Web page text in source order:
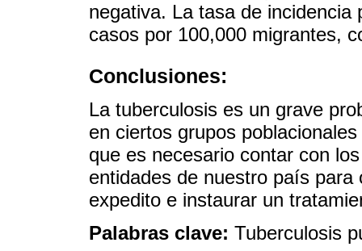
negativa. La tasa de
casos por 100,000 migrantes,
Conclusiones:
La tuberculosis es un grave
en ciertos grupos
que es necesario contar con
entidades de nuestro país
expedito e instaurar un
Palabras clave: Tuberculosis